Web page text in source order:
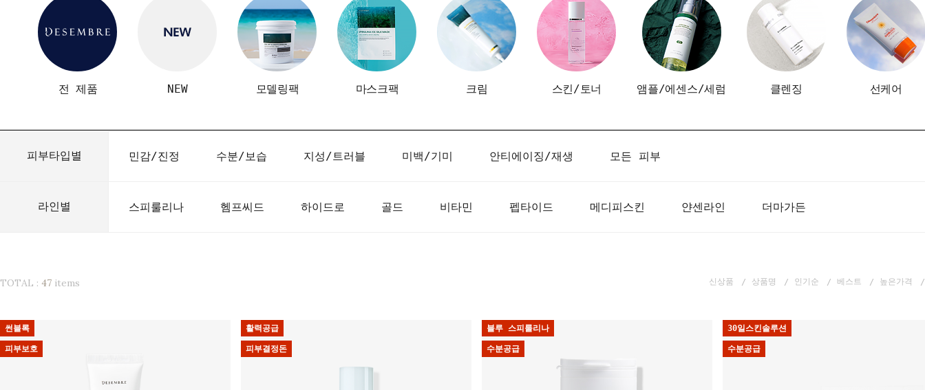
전 제품 NEW 모델링팩 마스크팩 크림 스킨/토너 앰플/에센스/세럼 클렌징 선케어
피부타입별 민감/진정 수분/보습 지성/트러블 미백/기미 안티에이징/재생 모든 피부
라인별 스피룰리나 헴프씨드 하이드로 골드 비타민 펩타이드 메디피스킨 얀센라인 더마가든
TOTAL : 47 items 신상품 상품명 인기순 베스트 높은가격
썬블록
피부보호
활력공급
피부결정돈
블루 스피룰리나
수분공급
30일스킨솔루션
수분공급